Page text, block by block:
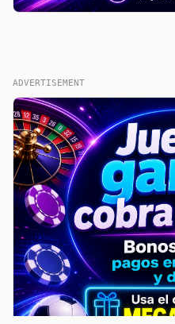
ADVERTISEMENT